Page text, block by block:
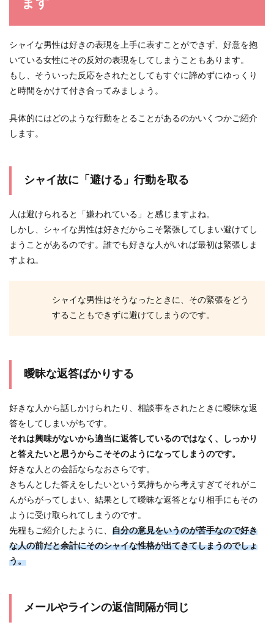
ます
シャイな男性は好きの表現を上手に表すことができず、好意を抱
いている女性にその反対の表現をしてしまうこともあります。
もし、そういった反応をされたとしてもすぐに諦めずにゆっくり
と時間をかけて付き合ってみましょう。
具体的にはどのような行動をとることがあるのかいくつかご紹介
します。
シャイ故に「避ける」行動を取る
人は避けられると「嫌われている」と感じますよね。
しかし、シャイな男性は好きだからこそ緊張してしまい避けてし
まうことがあるのです。誰でも好きな人がいれば最初は緊張しま
すよね。
シャイな男性はそうなったときに、その緊張をどう
することもできずに避けてしまうのです。
曖昧な返答ばかりする
好きな人から話しかけられたり、相談事をされたときに曖昧な返
答をしてしまいがちです。
それは興味がないから適当に返答しているのではなく、しっかり
と答えたいと思うからこそそのようになってしまうのです。
好きな人との会話ならなおさらです。
きちんとした答えをしたいという気持ちから考えすぎてそれがこ
んがらがってしまい、結果として曖昧な返答となり相手にもその
ように受け取られてしまうのです。
先程もご紹介したように、 自分の意見をいうのが苦手なので好き
な人の前だと余計にそのシャイな性格が出てきてしまうのでしょ
う。
メールやラインの返信間隔が同じ